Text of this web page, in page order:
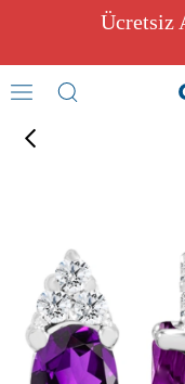
Ücretsiz
Pırlantalı